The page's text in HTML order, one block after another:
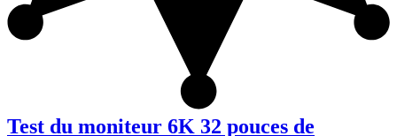
Test du moniteur 6K 32 pouces de